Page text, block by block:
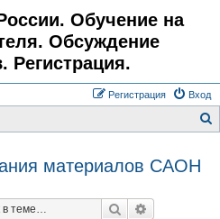
Обучение на
Обсуждение
Регистрация.
Вход
Регистрация
материалов САОН
Поиск